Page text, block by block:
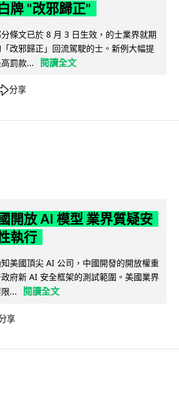
牌 "改邪歸正"
條文已於 8 月 3 日生效，的士業界就期
改邪歸正」回流駕駛的士。新例大幅提
罰款...
閱讀全文
分享
開放 AI 模型 業界質疑安
執行
美國頂尖 AI 公司，中國開發的開放權重
府新 AI 安全框架的測試範圍。美國業界
...
閱讀全文
享